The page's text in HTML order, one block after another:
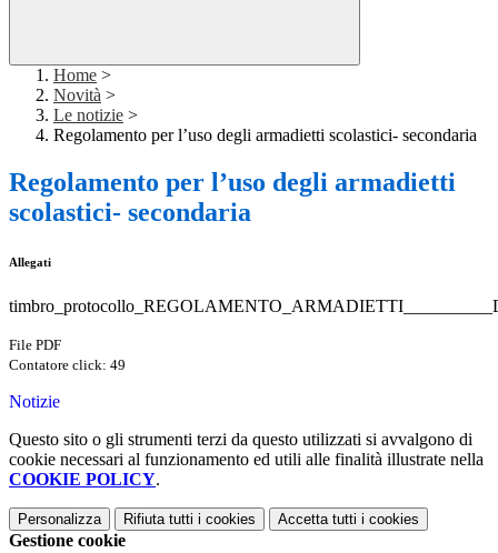
Home >
Novità >
Le notizie >
Regolamento per l’uso degli armadietti scolastici- secondaria
Regolamento per l’uso degli armadietti
scolastici- secondaria
Allegati
File PDF
Contatore click: 49
Notizie
Questo sito o gli strumenti terzi da questo utilizzati si avvalgono di
cookie necessari al funzionamento ed utili alle finalità illustrate nella
COOKIE POLICY.
Personalizza Rifiuta tutti i cookies Accetta tutti i cookies
Gestione cookie